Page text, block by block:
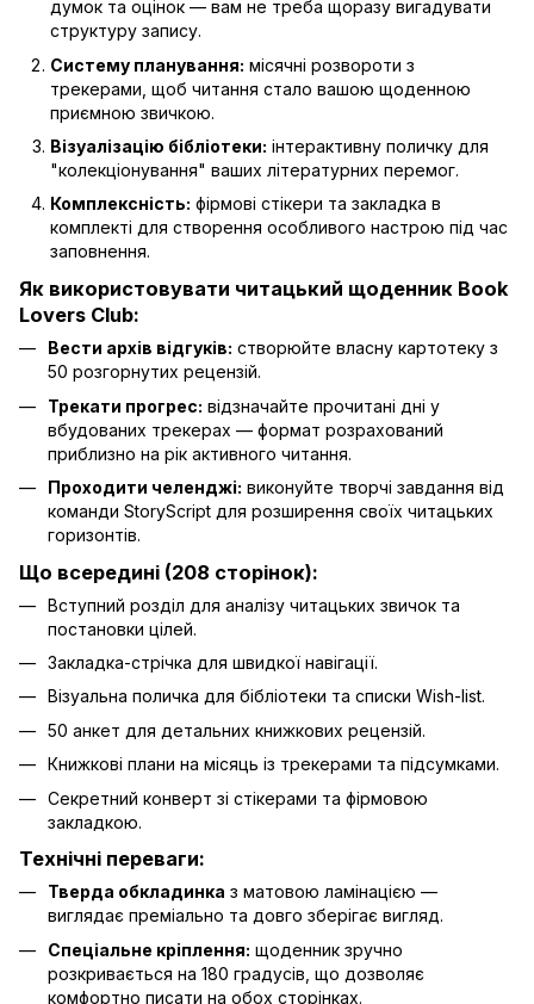
думок та оцінок — вам не треба щоразу вигадувати
структуру запису.
Систему планування: місячні розвороти з
трекерами, щоб читання стало вашою щоденною
приємною звичкою.
Візуалізацію бібліотеки: інтерактивну поличку для
"колекціонування" ваших літературних перемог.
Комплексність: фірмові стікери та закладка в
комплекті для створення особливого настрою під час
заповнення.
Як використовувати читацький щоденник Book
Lovers Club:
Вести архів відгуків: створюйте власну картотеку з
50 розгорнутих рецензій.
Трекати прогрес: відзначайте прочитані дні у
вбудованих трекерах — формат розрахований
приблизно на рік активного читання.
Проходити челенджі: виконуйте творчі завдання від
команди StoryScript для розширення своїх читацьких
горизонтів.
Що всередині (208 сторінок):
Вступний розділ для аналізу читацьких звичок та
постановки цілей.
Закладка-стрічка для швидкої навігації.
Візуальна поличка для бібліотеки та списки Wish-list.
50 анкет для детальних книжкових рецензій.
Книжкові плани на місяць із трекерами та підсумками.
Секретний конверт зі стікерами та фірмовою
закладкою.
Технічні переваги:
Тверда обкладинка з матовою ламінацією —
виглядає преміально та довго зберігає вигляд.
Спеціальне кріплення: щоденник зручно
розкривається на 180 градусів, що дозволяє
комфортно писати на обох сторінках.